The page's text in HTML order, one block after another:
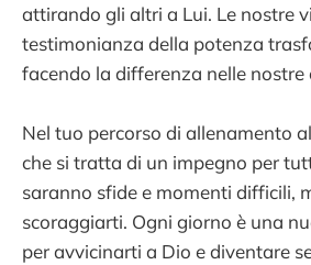
attirando gli altri a Lui. Le nostre
testimonianza della potenza
facendo la differenza nelle nostre
Nel tuo percorso di allenamento
che si tratta di un impegno per
saranno sfide e momenti difficili,
scoraggiarti. Ogni giorno è una
per avvicinarti a Dio e diventare